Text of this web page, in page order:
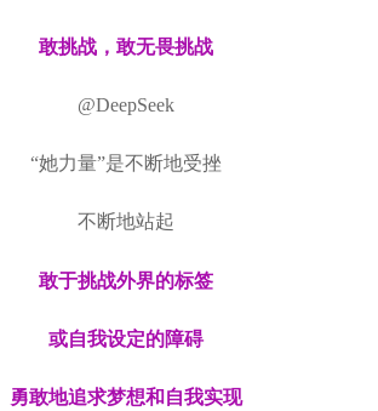
敢挑战，敢无畏挑战
@DeepSeek
“她力量”是不断地受挫
不断地站起
敢于挑战外界的标签
或自我设定的障碍
勇敢地追求梦想和自我实现